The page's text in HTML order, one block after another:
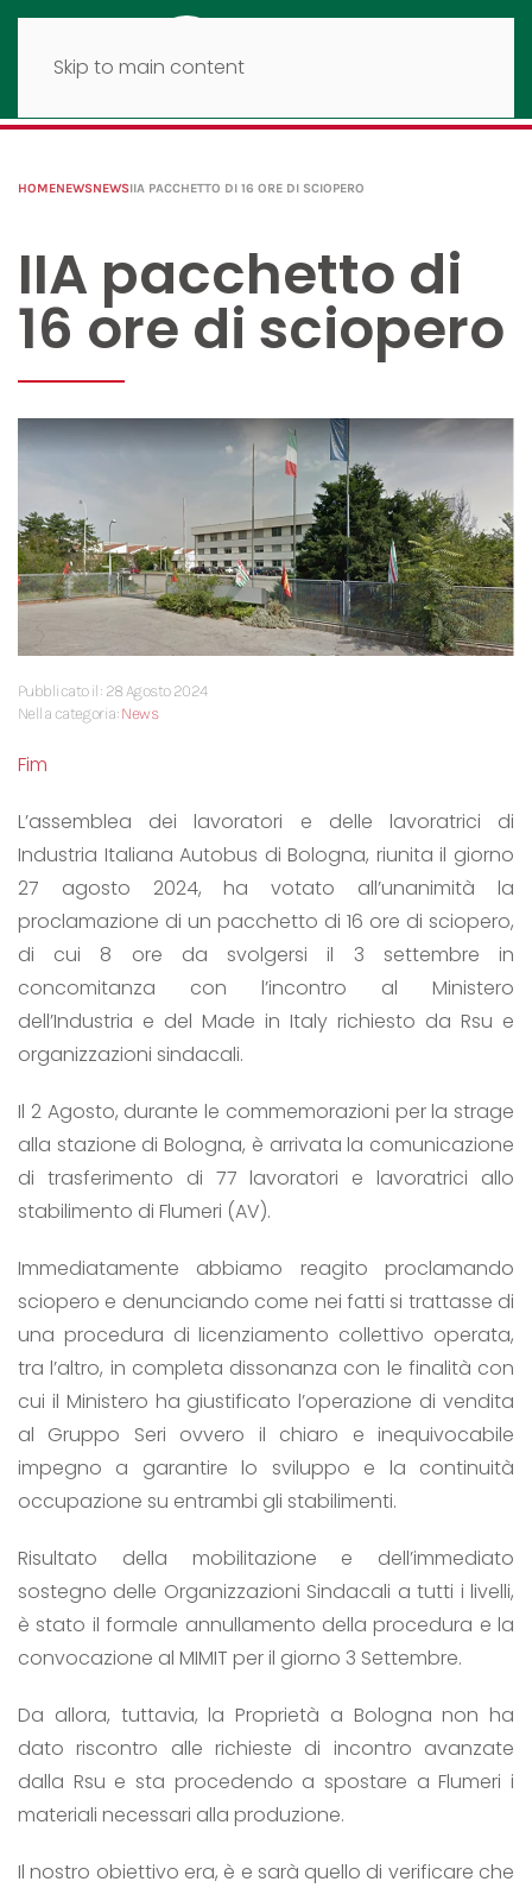
Skip to main content
HOMENEWSNEWSIIA PACCHETTO DI 16 ORE DI SCIOPERO
IIA pacchetto di
16 ore di sciopero
Pubblicato il: 28 Agosto 2024
Nella categoria:News
Fim
L’assemblea dei lavoratori e delle lavoratrici di
Industria Italiana Autobus di Bologna, riunita il giorno
27 agosto 2024, ha votato all’unanimità la
proclamazione di un pacchetto di 16 ore di sciopero,
di cui 8 ore da svolgersi il 3 settembre in
concomitanza con l’incontro al Ministero
dell’Industria e del Made in Italy richiesto da Rsu e
organizzazioni sindacali.
Il 2 Agosto, durante le commemorazioni per la strage
alla stazione di Bologna, è arrivata la comunicazione
di trasferimento di 77 lavoratori e lavoratrici allo
stabilimento di Flumeri (AV).
Immediatamente abbiamo reagito proclamando
sciopero e denunciando come nei fatti si trattasse di
una procedura di licenziamento collettivo operata,
tra l’altro, in completa dissonanza con le finalità con
cui il Ministero ha giustificato l’operazione di vendita
al Gruppo Seri ovvero il chiaro e inequivocabile
impegno a garantire lo sviluppo e la continuità
occupazione su entrambi gli stabilimenti.
Risultato della mobilitazione e dell’immediato
sostegno delle Organizzazioni Sindacali a tutti i livelli,
è stato il formale annullamento della procedura e la
convocazione al MIMIT per il giorno 3 Settembre.
Da allora, tuttavia, la Proprietà a Bologna non ha
dato riscontro alle richieste di incontro avanzate
dalla Rsu e sta procedendo a spostare a Flumeri i
materiali necessari alla produzione.
Il nostro obiettivo era, è e sarà quello di verificare che